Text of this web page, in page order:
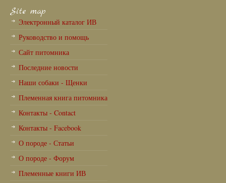
Site map
Электронный каталог ИВ
Руководство и помощь
Сайт питомника
Последние новости
Наши собаки - Щенки
Племенная книга питомника
Контакты - Contact
Контакты - Facebook
О породе - Статьи
О породе - Форум
Племенные книги ИВ